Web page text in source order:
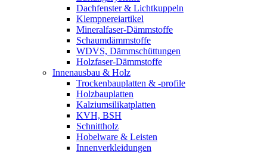
Dachfenster & Lichtkuppeln
Klempnereiartikel
Mineralfaser-Dämmstoffe
Schaumdämmstoffe
WDVS, Dämmschüttungen
Holzfaser-Dämmstoffe
Innenausbau & Holz
Trockenbauplatten & -profile
Holzbauplatten
Kalziumsilikatplatten
KVH, BSH
Schnittholz
Hobelware & Leisten
Innenverkleidungen